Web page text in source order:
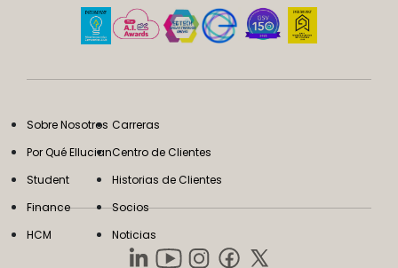
Sobre Nosotros
Por Qué Ellucian
Student
Finance
HCM
Carreras
Centro de Clientes
Historias de Clientes
Socios
Noticias